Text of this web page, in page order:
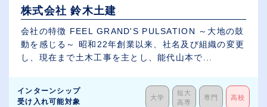
株式会社 鈴木土建
会社の特徴 FEEL GRAND'S PULSATION ～大地の鼓
動を感じる～ 昭和22年創業以来、社名及び組織の変更
し、現在まで土木工事を主とし、能代山本で...
インターンシップ
受け入れ可能対象
大学
短大
高専
専門 高校